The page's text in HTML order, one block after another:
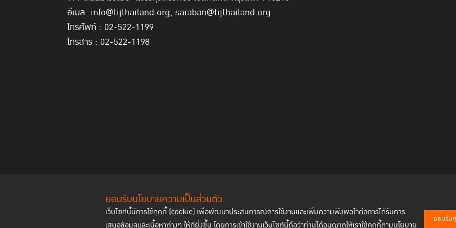
ยอมรับนโยบายความเป็นส่วนตัว
เว็บไซต์นี้มีการใช้คุกกี้ (cookie) เพื่อพัฒนาประสบการณ์การใช้งานและเพิ่มความพึงพอใจต่อการได้รับการ
เสนอข้อมูลและเนื้อหาต่างๆ ให้ดียิ่งขึ้น โดยการเข้าใช้งานเว็บไซต์นี้ถือว่าท่านได้อนุญาตให้เราใช้คุกกี้ตามนโยบาย
ยอมรับ
อีเมล: info@tijthailand.org, saraban@tijthailand.org
โทรศัพท์ : 02-522-1199
โทรสาร : 02-522-1198